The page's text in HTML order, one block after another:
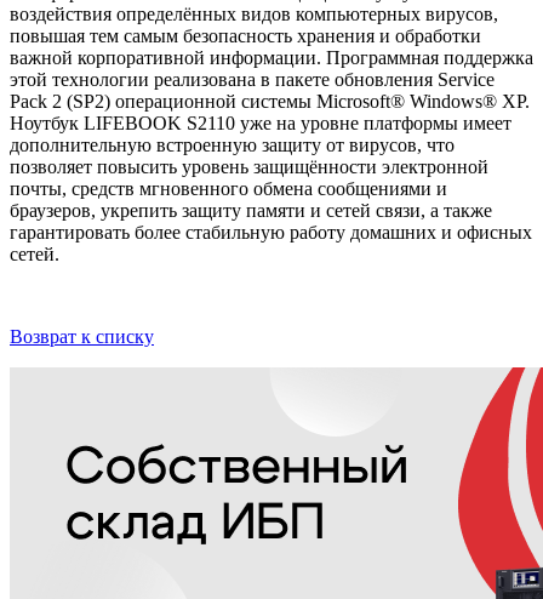
воздействия определённых видов компьютерных вирусов,
повышая тем самым безопасность хранения и обработки
важной корпоративной информации. Программная поддержка
этой технологии реализована в пакете обновления Service
Pack 2 (SP2) операционной системы Microsoft® Windows® XP.
Ноутбук LIFEBOOK S2110 уже на уровне платформы имеет
дополнительную встроенную защиту от вирусов, что
позволяет повысить уровень защищённости электронной
почты, средств мгновенного обмена сообщениями и
браузеров, укрепить защиту памяти и сетей связи, а также
гарантировать более стабильную работу домашних и офисных
сетей.
Возврат к списку